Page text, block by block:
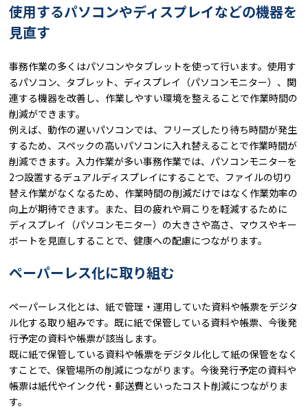
使用するパソコンやディスプレイなどの機器を
見直す
事務作業の多くはパソコンやタブレットを使って行います。使用す
るパソコン、タブレット、ディスプレイ（パソコンモニター）、関
連する機器を改善し、作業しやすい環境を整えることで作業時間の
削減ができます。
例えば、動作の遅いパソコンでは、フリーズしたり待ち時間が発生
するため、スペックの高いパソコンに入れ替えることで作業時間が
削減できます。入力作業が多い事務作業では、パソコンモニターを
2つ設置するデュアルディスプレイにすることで、ファイルの切り
替え作業がなくなるため、作業時間の削減だけではなく作業効率の
向上が期待できます。また、目の疲れや肩こりを軽減するために
ディスプレイ（パソコンモニター）の大きさや高さ、マウスやキー
ボートを見直しすることで、健康への配慮につながります。
ペーパーレス化に取り組む
ペーパーレス化とは、紙で管理・運用していた資料や帳票をデジタ
ル化する取り組みです。既に紙で保管している資料や帳票、今後発
行予定の資料や帳票が該当します。
既に紙で保管している資料や帳票をデジタル化して紙の保管をなく
すことで、保管場所の削減につながります。今後発行予定の資料や
帳票は紙代やインク代・郵送費といったコスト削減につながりま
す。